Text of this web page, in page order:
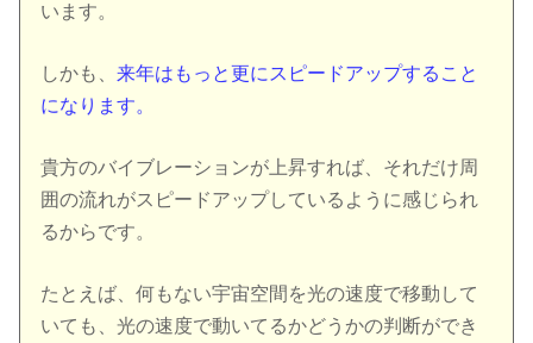
います。
しかも、来年はもっと更にスピードアップすること
になります。
貴方のバイブレーションが上昇すれば、それだけ周
囲の流れがスピードアップしているように感じられ
るからです。
たとえば、何もない宇宙空間を光の速度で移動して
いても、光の速度で動いてるかどうかの判断ができ